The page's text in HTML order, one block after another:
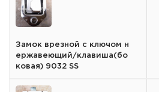
Замок врезной с ключом н
ержавеющий/клавиша(бо
ковая) 9032 SS